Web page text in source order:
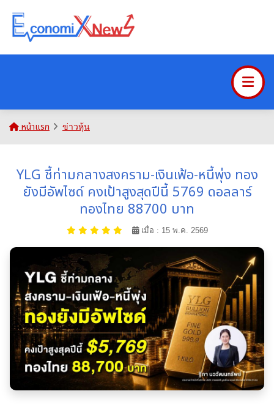
หน้าแรก ข่าวหุ้น
YLG ชี้ท่ามกลางสงคราม-เงินเฟ้อ-หนี้พุ่ง ทอง
ยังมีอัพไซด์ คงเป้าสูงสุดปีนี้ 5769 ดอลลาร์
ทองไทย 88700 บาท
เมื่อ : 15 พ.ค. 2569